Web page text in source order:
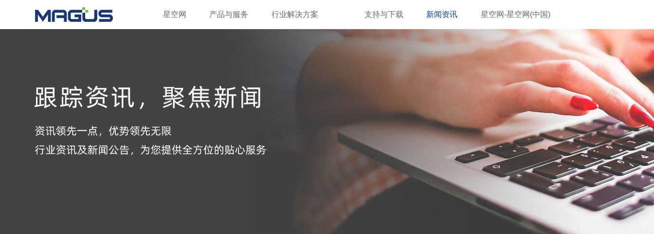
星空网 星空网 产品与服务 行业解决方案 支持与下载 新闻资讯 星空网-星空网(中国)